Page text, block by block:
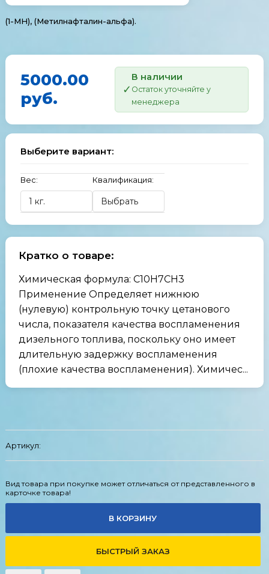
(1-МН), (Метилнафталин-альфа).
5000.00
руб.
В наличии
Остаток уточняйте у
менеджера
Выберите вариант:
Вес: Квалификация:
Кратко о товаре:
Химическая формула: C10H7CH3
Применение Определяет нижнюю
(нулевую) контрольную точку цетанового
числа, показателя качества воспламенения
дизельного топлива, поскольку оно имеет
длительную задержку воспламенения
(плохие качества воспламенения). Химичес...
Артикул:
Вид товара при покупке может отличаться от представленного в
карточке товара!
В КОРЗИНУ
БЫСТРЫЙ ЗАКАЗ